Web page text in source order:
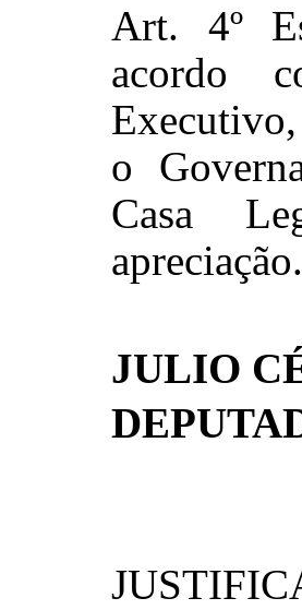
Art. 4º
acordo
o
Casa
apreciação.
JULIO